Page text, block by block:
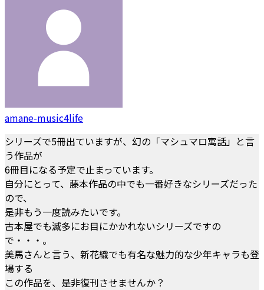
amane-music4life
シリーズで5冊出ていますが、幻の「マシュマロ寓話」と言
う作品が
6冊目になる予定で止まっています。
自分にとって、藤本作品の中でも一番好きなシリーズだった
ので、
是非もう一度読みたいです。
古本屋でも滅多にお目にかかれないシリーズですの
で・・・。
美馬さんと言う、新花織でも有名な魅力的な少年キャラも登
場する
この作品を、是非復刊させませんか？